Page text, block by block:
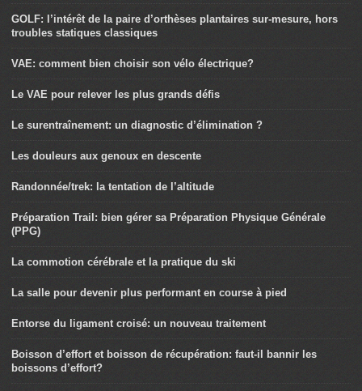
GOLF: l’intérêt de la paire d’orthèses plantaires sur-mesure, hors
troubles statiques classiques
VAE: comment bien choisir son vélo électrique?
Le VAE pour relever les plus grands défis
Le surentraînement: un diagnostic d’élimination ?
Les douleurs aux genoux en descente
Randonnée/trek: la tentation de l’altitude
Préparation Trail: bien gérer sa Préparation Physique Générale
(PPG)
La commotion cérébrale et la pratique du ski
La salle pour devenir plus performant en course à pied
Entorse du ligament croisé: un nouveau traitement
Boisson d’effort et boisson de récupération: faut-il bannir les
boissons d’effort?